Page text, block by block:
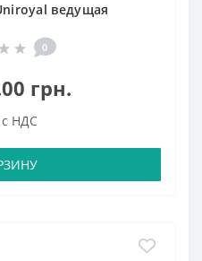
ведущая
0
грн.
НДС